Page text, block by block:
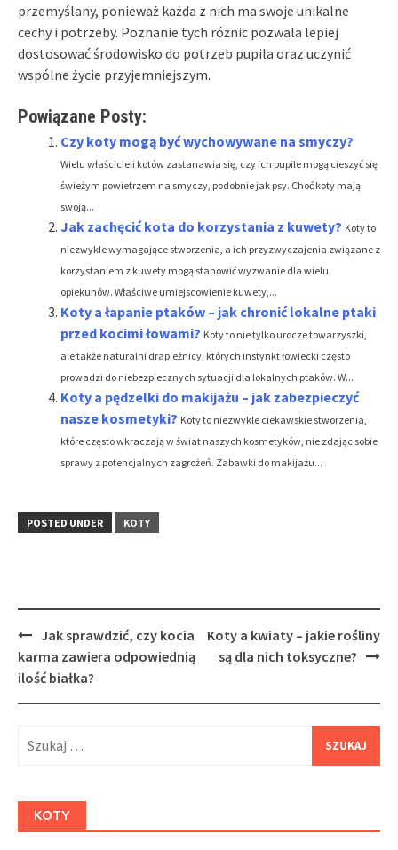
przemyślany, ponieważ każda z nich ma swoje unikalne
cechy i potrzeby. Poznanie tych różnic pozwala lepiej
dostosować środowisko do potrzeb pupila oraz uczynić
wspólne życie przyjemniejszym.
Powiązane Posty:
Czy koty mogą być wychowywane na smyczy?
Wielu właścicieli kotów zastanawia się, czy ich pupile mogą cieszyć się
świeżym powietrzem na smyczy, podobnie jak psy. Choć koty mają
swoją...
Jak zachęcić kota do korzystania z kuwety? Koty to
niezwykle wymagające stworzenia, a ich przyzwyczajenia związane z
korzystaniem z kuwety mogą stanowić wyzwanie dla wielu
opiekunów. Właściwe umiejscowienie kuwety,...
Koty a łapanie ptaków – jak chronić lokalne ptaki
przed kocimi łowami? Koty to nie tylko urocze towarzyszki,
ale także naturalni drapieżnicy, których instynkt łowiecki często
prowadzi do niebezpiecznych sytuacji dla lokalnych ptaków. W...
Koty a pędzelki do makijażu – jak zabezpieczyć
nasze kosmetyki? Koty to niezwykle ciekawskie stworzenia,
które często wkraczają w świat naszych kosmetyków, nie zdając sobie
sprawy z potencjalnych zagrożeń. Zabawki do makijażu...
POSTED UNDER KOTY
Post
navigation
Jak sprawdzić, czy kocia
karma zawiera odpowiednią
ilość białka?
Koty a kwiaty – jakie rośliny
są dla nich toksyczne?
KOTY